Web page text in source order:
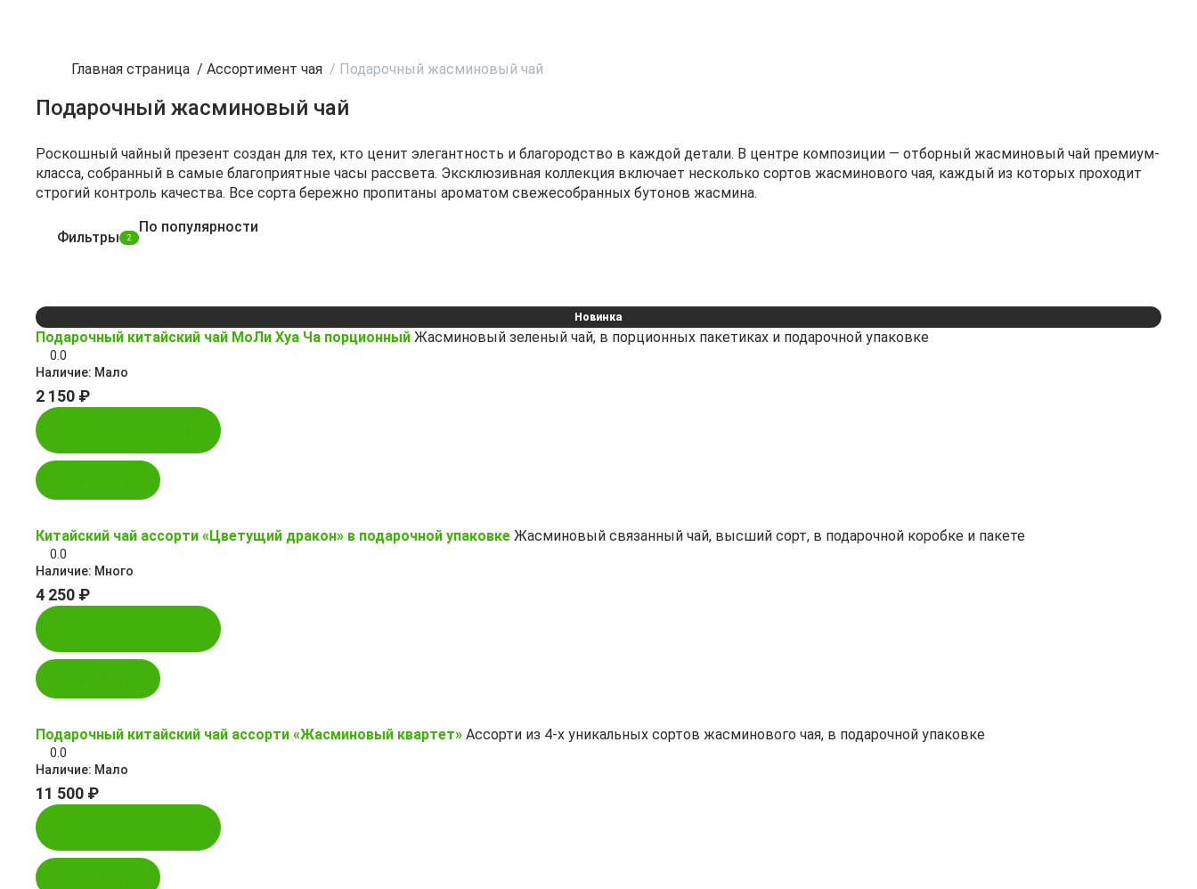
Главная страница / Ассортимент чая / Подарочный жасминовый чай
Подарочный жасминовый чай
Роскошный чайный презент создан для тех, кто ценит элегантность и благородство в каждой детали. В центре композиции — отборный жасминовый чай премиум-
класса, собранный в самые благоприятные часы рассвета. Эксклюзивная коллекция включает несколько сортов жасминового чая, каждый из которых проходит
строгий контроль качества. Все сорта бережно пропитаны ароматом свежесобранных бутонов жасмина.
Фильтры 2
По популярности
Новинка
Подарочный китайский чай МоЛи Хуа Ча порционный Жасминовый зеленый чай, в порционных пакетиках и подарочной упаковке
0.0
Наличие: Мало
2 150 ₽
Китайский чай ассорти «Цветущий дракон» в подарочной упаковке Жасминовый связанный чай, высший сорт, в подарочной коробке и пакете
0.0
Наличие: Много
4 250 ₽
Подарочный китайский чай ассорти «Жасминовый квартет» Ассорти из 4-х уникальных сортов жасминового чая, в подарочной упаковке
0.0
Наличие: Мало
11 500 ₽